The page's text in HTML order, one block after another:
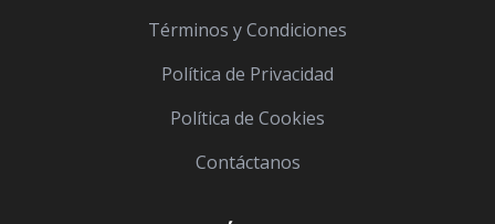
Términos y Condiciones
Política de Privacidad
Política de Cookies
Contáctanos